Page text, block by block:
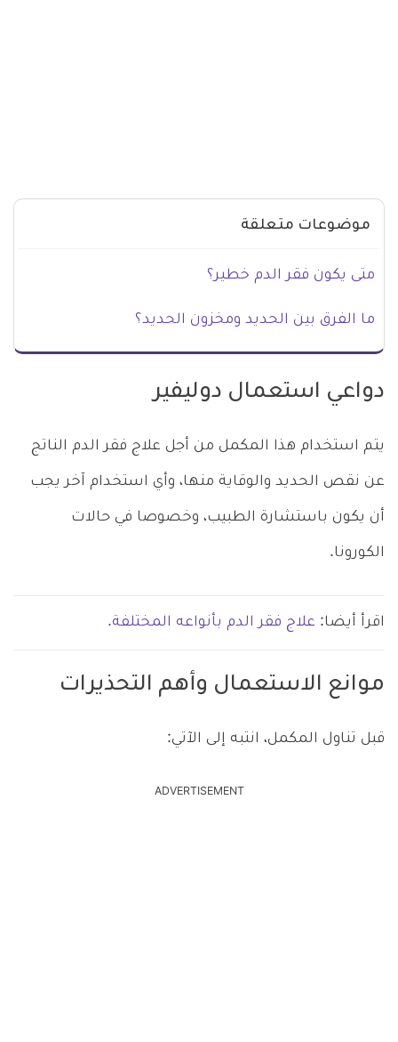
موضوعات متعلقة
متى يكون فقر الدم خطير؟
ما الفرق بين الحديد ومخزون الحديد؟
دواعي استعمال دوليفير
يتم استخدام هذا المكمل من أجل علاج فقر الدم الناتج
عن نقص الحديد والوقاية منها، وأي استخدام آخر يجب
أن يكون باستشارة الطبيب، وخصوصا في حالات
الكورونا.
اقرأ أيضا: علاج فقر الدم بأنواعه المختلفة.
موانع الاستعمال وأهم التحذيرات
قبل تناول المكمل، انتبه إلى الآتي:
ADVERTISEMENT